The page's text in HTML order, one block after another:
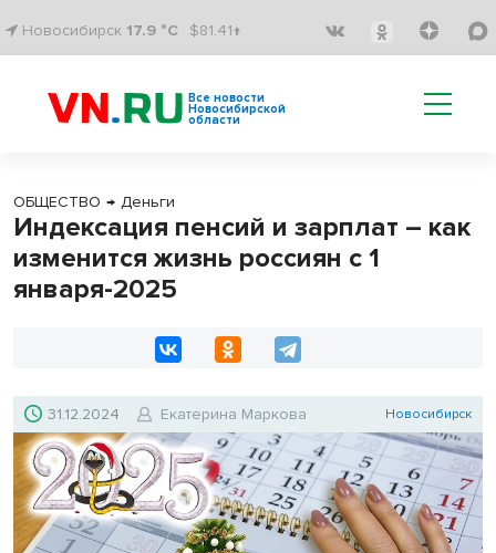
Новосибирск 17.9 °C $81.41↑
Все новости
Новосибирской
области
ОБЩЕСТВО → Деньги
Индексация пенсий и зарплат – как
изменится жизнь россиян с 1
января-2025
31.12.2024 Екатерина Маркова Новосибирск